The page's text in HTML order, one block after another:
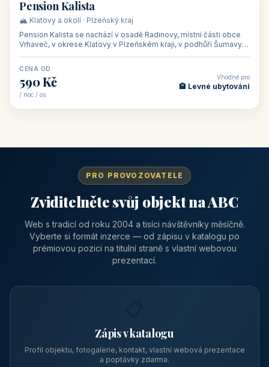
🏡 penzion
Pension Kalista
🏔️ Klatovy a okolí · Plzeňský kraj
Pension Kalista se nachází v osadě Radinovy, místní části obce
Vrhaveč, v okrese Klatovy v Plzeňském kraji, v podhůří Šumavy
CENA OD
590 Kč
/ noc / os.
Vhodné pro
🏨 Levné ubytování
PRO PROVOZOVATELE
Zviditelněte svůj objekt na ABC
Web s tradicí od roku 2004 a tisíci návštěvníky měsíčně.
Vyberte si formát inzerce — od zápisu v katalogu po
prémiovou pozici na titulní straně s vlastní webovou
prezentací.
Zápis v katalogu
Profil objektu, fotogalerie, kontakt, vlastní webová prezentace
a poptávky zdarma.